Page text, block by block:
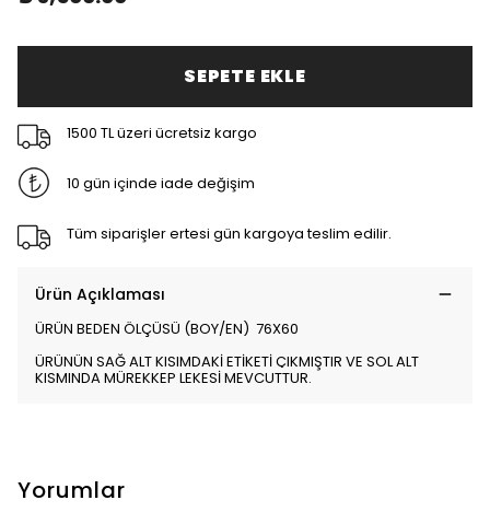
SEPETE EKLE
1500 TL üzeri ücretsiz kargo
10 gün içinde iade değişim
Tüm siparişler ertesi gün kargoya teslim edilir.
Ürün Açıklaması
ÜRÜN BEDEN ÖLÇÜSÜ (BOY/EN) 76X60
ÜRÜNÜN SAĞ ALT KISIMDAKİ ETİKETİ ÇIKMIŞTIR VE SOL ALT
KISMINDA MÜREKKEP LEKESİ MEVCUTTUR.
Yorumlar